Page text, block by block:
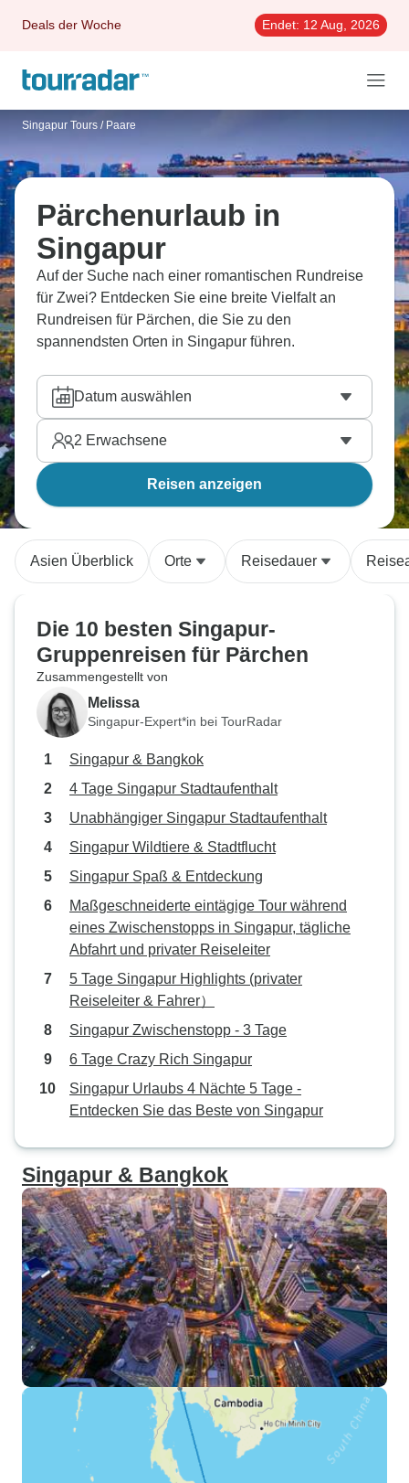
Deals der Woche Endet: 12 Aug, 2026
Singapur Tours / Paare
Pärchenurlaub in
Singapur
Auf der Suche nach einer romantischen Rundreise
für Zwei? Entdecken Sie eine breite Vielfalt an
Rundreisen für Pärchen, die Sie zu den
spannendsten Orten in Singapur führen.
Datum auswählen
2 Erwachsene
Reisen anzeigen
Asien Überblick Orte Reisedauer
Die 10 besten Singapur-
Gruppenreisen für Pärchen
Zusammengestellt von
Melissa
Singapur-Expert*in bei TourRadar
Singapur & Bangkok
4 Tage Singapur Stadtaufenthalt
Unabhängiger Singapur Stadtaufenthalt
Singapur Wildtiere & Stadtflucht
Singapur Spaß & Entdeckung
Maßgeschneiderte eintägige Tour während
eines Zwischenstopps in Singapur, tägliche
Abfahrt und privater Reiseleiter
5 Tage Singapur Highlights (privater
Reiseleiter & Fahrer）
Singapur Zwischenstopp - 3 Tage
6 Tage Crazy Rich Singapur
Singapur Urlaubs 4 Nächte 5 Tage -
Entdecken Sie das Beste von Singapur
Singapur & Bangkok